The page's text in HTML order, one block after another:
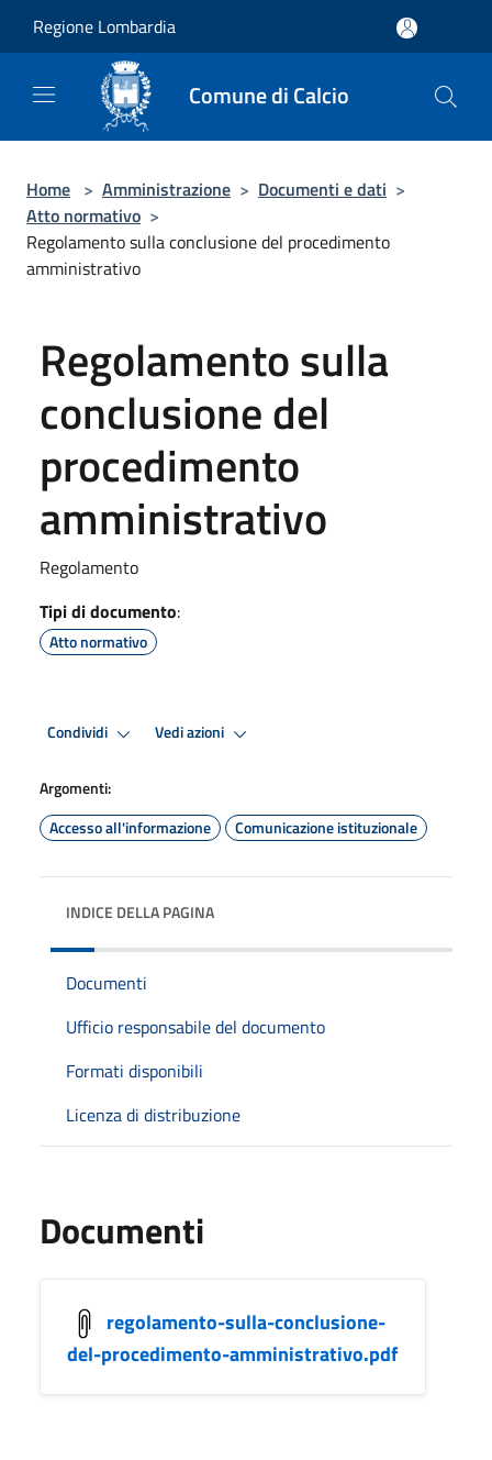
Regione Lombardia
Comune di Calcio
Home > Amministrazione > Documenti e dati >
Atto normativo >
Regolamento sulla conclusione del procedimento
amministrativo
Regolamento sulla
conclusione del
procedimento
amministrativo
Regolamento
Tipi di documento:
Atto normativo
Condividi Vedi azioni
Argomenti:
Accesso all'informazione
Comunicazione istituzionale
INDICE DELLA PAGINA
Documenti
Ufficio responsabile del documento
Formati disponibili
Licenza di distribuzione
Documenti
regolamento-sulla-conclusione-
del-procedimento-amministrativo.pdf